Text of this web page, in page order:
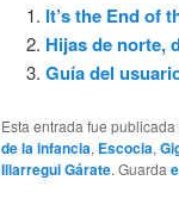
It’s the End of
Hijas de norte,
Guía del
Esta entrada fue publicada
de la infancia, Escocia,
Illarregui Gárate. Guarda